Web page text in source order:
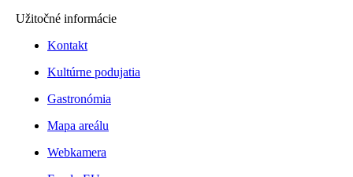
Užitočné informácie
Kontakt
Kultúrne podujatia
Gastronómia
Mapa areálu
Webkamera